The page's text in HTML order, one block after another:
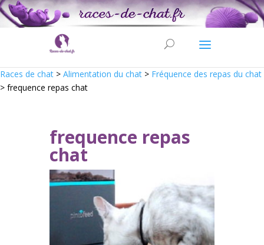
Races de chat > Alimentation du chat > Fréquence des repas du chat
> frequence repas chat
frequence repas
chat